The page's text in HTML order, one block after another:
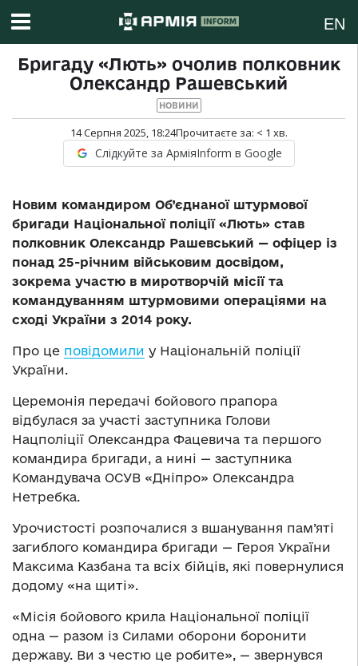
EN
Бригаду «Лють» очолив полковник
Олександр Рашевський
НОВИНИ
14 Серпня 2025, 18:24Прочитаєте за: < 1 хв.
Слідкуйте за АрміяInform в Google
Новим командиром Об’єднаної штурмової
бригади Національної поліції «Лють» став
полковник Олександр Рашевський — офіцер із
понад 25-річним військовим досвідом,
зокрема участю в миротворчій місії та
командуванням штурмовими операціями на
сході України з 2014 року.
Про це повідомили у Національній поліції
України.
Церемонія передачі бойового прапора
відбулася за участі заступника Голови
Нацполіції Олександра Фацевича та першого
командира бригади, а нині — заступника
Командувача ОСУВ «Дніпро» Олександра
Нетребка.
Урочистості розпочалися з вшанування пам’яті
загиблого командира бригади — Героя України
Максима Казбана та всіх бійців, які повернулися
додому «на щиті».
«Місія бойового крила Національної поліції
одна — разом із Силами оборони боронити
державу. Ви з честю це робите», — звернувся